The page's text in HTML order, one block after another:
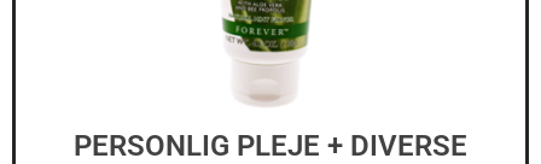
PERSONLIG PLEJE + DIVERSE